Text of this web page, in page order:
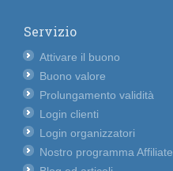
Servizio
Attivare il buono
Buono valore
Prolungamento validità
Login clienti
Login organizzatori
Nostro programma Affiliate